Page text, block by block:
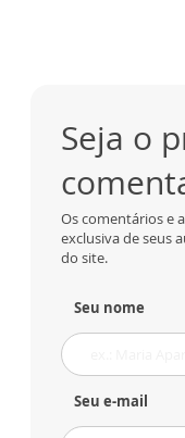
Seja o
Os comentários e
exclusiva de seus
do site.
Seu nome
Seu e-mail